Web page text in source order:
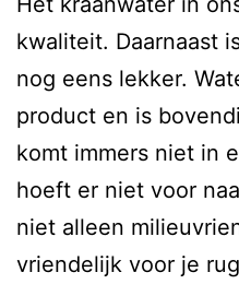
kwaliteit. Daarnaast
nog eens lekker.
product en is
komt immers niet in
hoeft er niet voor
niet alleen
vriendelijk voor je